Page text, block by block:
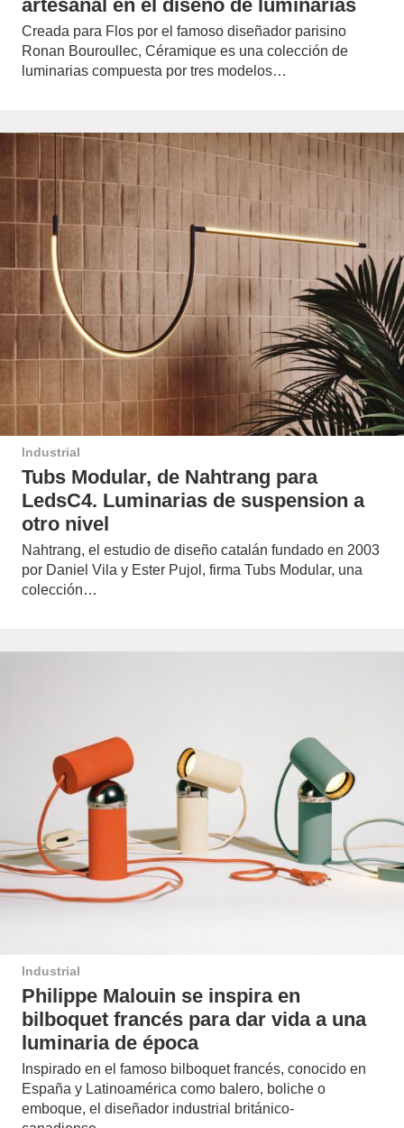
artesanal en el diseño de luminarias
Creada para Flos por el famoso diseñador parisino
Ronan Bouroullec, Céramique es una colección de
luminarias compuesta por tres modelos…
Industrial
Tubs Modular, de Nahtrang para
LedsC4. Luminarias de suspension a
otro nivel
Nahtrang, el estudio de diseño catalán fundado en 2003
por Daniel Vila y Ester Pujol, firma Tubs Modular, una
colección…
Industrial
Philippe Malouin se inspira en
bilboquet francés para dar vida a una
luminaria de época
Inspirado en el famoso bilboquet francés, conocido en
España y Latinoamérica como balero, boliche o
emboque, el diseñador industrial británico-